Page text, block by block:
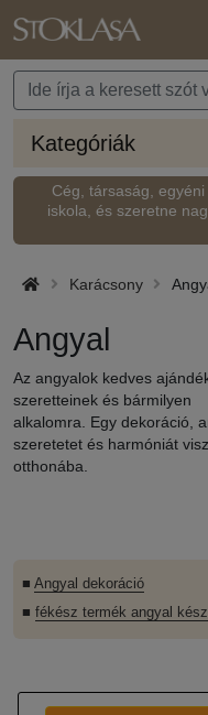
Kategóriák
Cég, társaság,
iskola, és szeretne
Karácsony
Angyal
Az angyalok kedves
szeretteinek és bármilyen
alkalomra. Egy dekoráció,
szeretetet és harmóniát visz
otthonába.
■ Angyal dekoráció
■ fékész termék angyal